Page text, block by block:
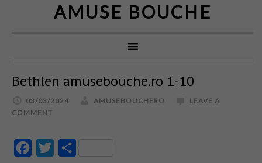
AMUSE BOUCHE
Bethlen amusebouche.ro 1-10
03/03/2024 AMUSEBOUCHERO
LEAVE A
COMMENT
FacebookTwitter